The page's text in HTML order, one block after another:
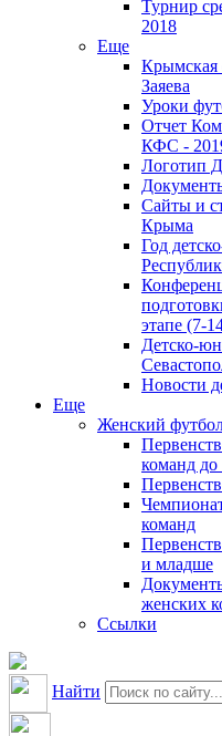
Турнир
2018
Еще
Крымская
Заяева
Уроки
Отчет
КФС -
Логотип
Сайты и
Крыма
Год
этапе (7-
Детско-
Новости
Еще
Женский
команд до
команд
и младше
женских
Ссылки
Найти